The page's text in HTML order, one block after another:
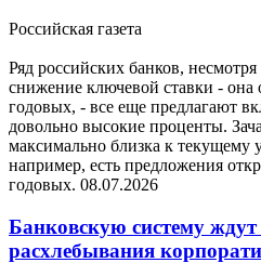
Российская газета
Ряд российских банков,
снижение ключевой ставки - она
годовых, - все еще предлагают
довольно высокие проценты.
максимально близка к текущему
например, есть предложения
годовых. 08.07.2026
Банковскую систему ждут
расхлебывания